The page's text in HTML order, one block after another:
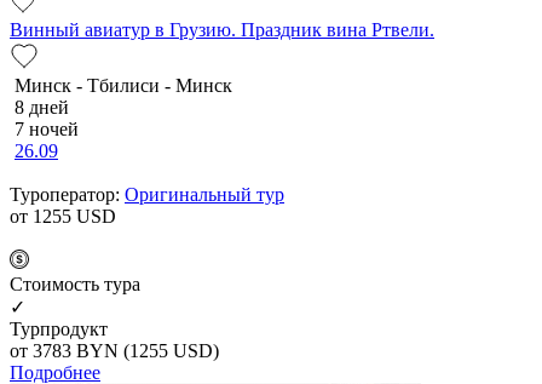
Винный авиатур в Грузию. Праздник вина Ртвели.
Минск - Тбилиси - Минск
8 дней
7 ночей
26.09
Туроператор: Оригинальный тур
от 1255 USD
Cтоимость тура
✓
Турпродукт
от 3783 BYN (1255 USD)
Подробнее